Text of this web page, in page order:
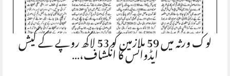
لوک ورثہ میں 59 ملازمین کو 53 لاکھ روپے کے کیشایڈوانس کا انکشاف،…